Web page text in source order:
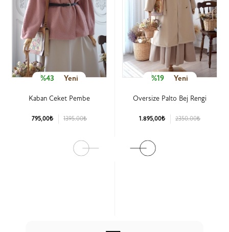
%43 Yeni
Kaban Ceket Pembe
795,00₺ 1395.00₺
%19 Yeni
Oversize Palto Bej Rengi
1.895,00₺ 2350.00₺